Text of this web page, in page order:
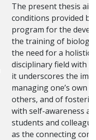
The present thesis
conditions provided
program for the
the training of biology
the need for a holistic
disciplinary field with
it underscores the
managing one’s own
others, and of
with self-awareness
students and
as the connecting